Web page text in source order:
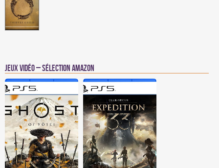
Jeux vidéo – Sélection Amazon